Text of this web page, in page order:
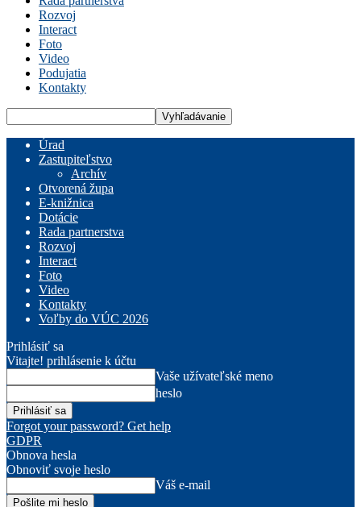
Rozvoj
Interact
Foto
Video
Podujatia
Kontakty
Úrad
Zastupiteľstvo
Archív
Otvorená župa
E-knižnica
Dotácie
Rada partnerstva
Rozvoj
Interact
Foto
Video
Kontakty
Voľby do VÚC 2026
Prihlásiť sa
Vitajte! prihlásenie k účtu
Vaše užívateľské meno
heslo
Forgot your password? Get help
GDPR
Obnova hesla
Obnoviť svoje heslo
Váš e-mail